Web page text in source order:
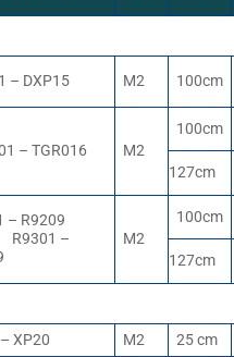
– DXP15 M2 100cm
– TGR016 M2
100cm
127cm
– R9209
–
M2
100cm
127cm
XP20 M2 25 cm